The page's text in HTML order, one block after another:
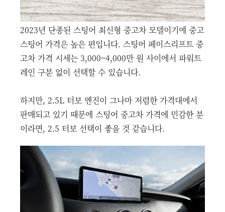
2023년 단종된 스팅어 최신형 중고차 모델이기에 중고
스팅어 가격은 높은 편입니다. 스팅어 페이스리프트 중
고차 가격 시세는 3,000~4,000만 원 사이에서 파워트
레인 구분 없이 선택할 수 있습니다.
하지만, 2.5L 터보 엔진이 그나마 저렴한 가격대에서
판매되고 있기 때문에 스팅어 중고차 가격에 민감한 분
이라면, 2.5 터보 선택이 좋을 것 같습니다.